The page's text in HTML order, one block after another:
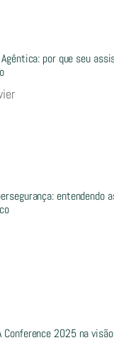
por que seu
entendendo
Conference 2025 na